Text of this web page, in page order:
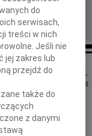
i żalem zawiadamiamy,
zmarł w wieku 84 lat
do
serwisach,
treści w nich
Jeśli nie
jej zakres lub
przejdź do
także do
z danymi